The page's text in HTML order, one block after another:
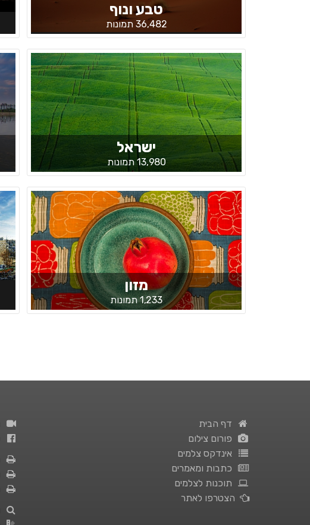
טבע ונוף
36,482 תמונות
ישראל
13,980 תמונות
מזון
1,233 תמונות
דף הבית
פורום צילום
אינדקס צלמים
כתבות ומאמרים
תוכנות לצלמים
הצטרפו לאתר